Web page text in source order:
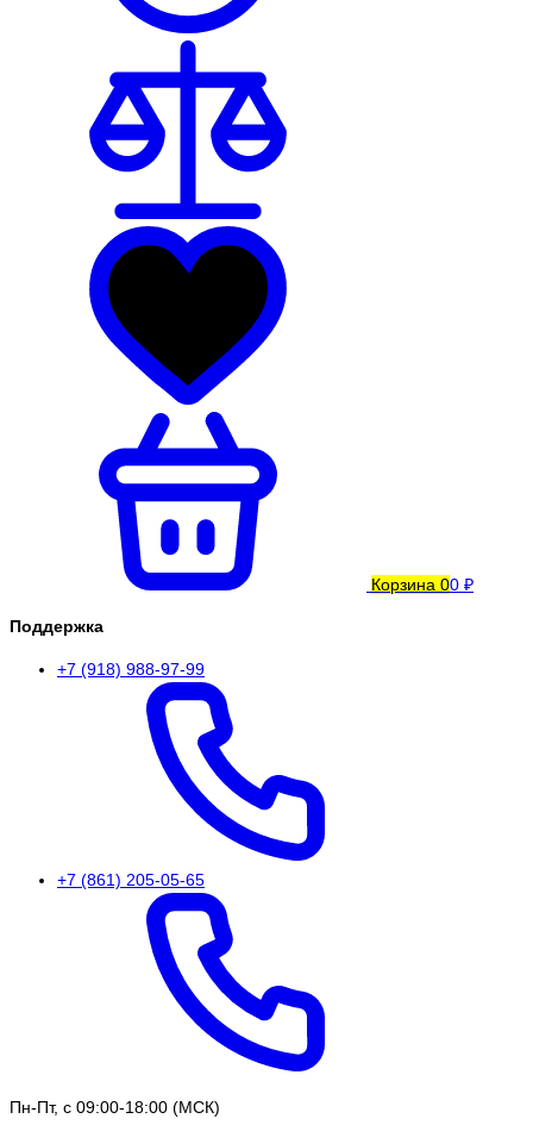
Корзина 00 ₽
Поддержка
+7 (918) 988-97-99
+7 (861) 205-05-65
Пн-Пт, с 09:00-18:00 (МСК)